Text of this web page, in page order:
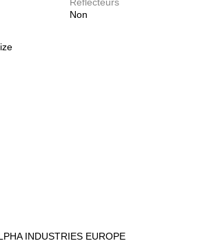
Réflecteurs
Non
INDUSTRIES EUROPE